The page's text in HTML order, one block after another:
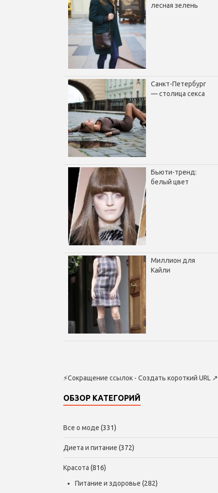
лесная зелень
Санкт-Петербург
— столица секса
Бьюти-тренд:
белый цвет
Миллион для
Кайли
⚡Сокращение ссылок - Создать короткий URL ↗
ОБЗОР КАТЕГОРИЙ
Все о моде (331)
Диета и питание (372)
Красота (816)
Питание и здоровье (282)